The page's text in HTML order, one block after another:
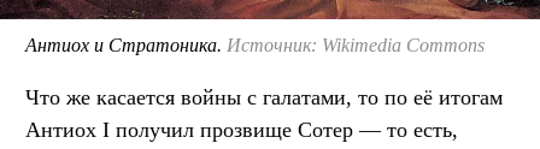
Антиох и Стратоника. Источник: Wikimedia Commons
Что же касается войны с галатами, то по её итогам
Антиох I получил прозвище Сотер — то есть,